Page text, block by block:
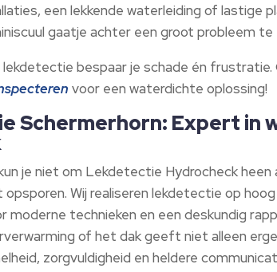
een lekkende waterleiding of lastige
gaatje achter een groot probleem
bespaar je schade én frustratie.
voor een waterdichte oplossing!
Schermerhorn: Expert in
je niet om Lekdetectie Hydrocheck
opsporen. Wij realiseren lekdetectie op
moderne technieken en een deskundig
of het dak geeft niet alleen
zorgvuldigheid en heldere